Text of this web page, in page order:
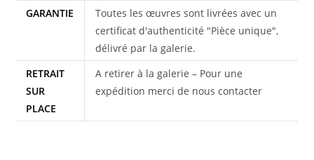
GARANTIE
Toutes les œuvres sont livrées avec un
certificat d'authenticité "Pièce unique",
délivré par la galerie.
RETRAIT
SUR
PLACE
A retirer à la galerie – Pour une
expédition merci de nous contacter